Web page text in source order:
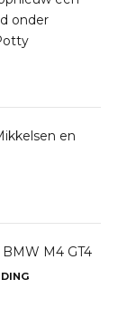
onder
en
M4 GT4